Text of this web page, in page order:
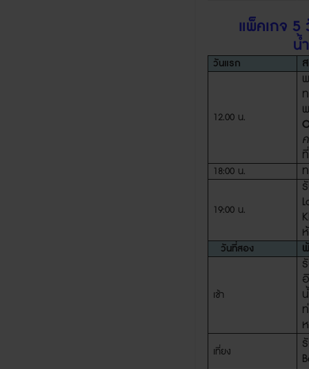
แพ็คเกจ 5
น้
วันแรก
12.00 น.
18:00 น.
19:00 น.
วันที่สอง
เช้า
เที่ยง